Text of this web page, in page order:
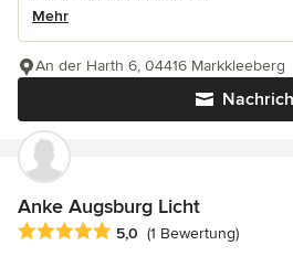
Mehr
An der Harth 6, 04416 Markkleeberg
Anke Augsburg Licht
Durchschnittliche Bewertung: 5 von
5,0 (1 Bewertung)